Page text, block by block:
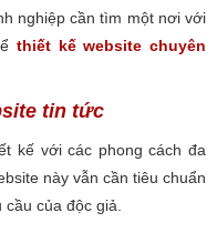
nghiệp cần tìm một nơi với
thiết kế website chuyên
tin tức
kế với các phong cách đa
này vẫn cần tiêu chuẩn
của độc giả.